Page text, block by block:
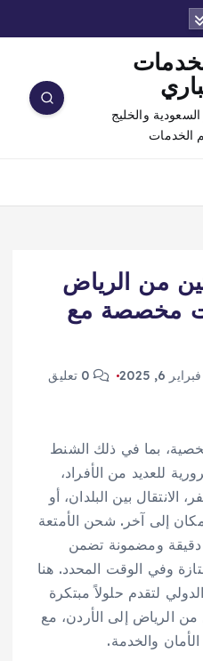
والخليج
الخدمات
من الرياض
مخصصة مع
فبراير 6, 2025
بما في ذلك الشنط
للعديد من الأفراد،
بين البلدان، أو
إلى آخر. شحن الأمتعة
ومضمونة تضمن
وفي الوقت المحدد. هنا
لتقدم حلولاً مبتكرة
من الرياض إلى الأردن، مع
والخدمة.